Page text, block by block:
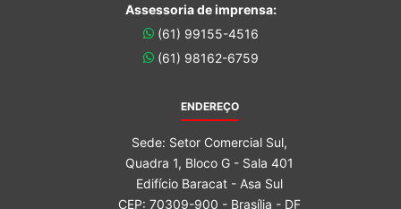
Assessoria de imprensa:
(61) 99155-4516
(61) 98162-6759
ENDEREÇO
Sede: Setor Comercial Sul,
Quadra 1, Bloco G - Sala 401
Edifício Baracat - Asa Sul
CEP: 70309-900 - Brasília - DF